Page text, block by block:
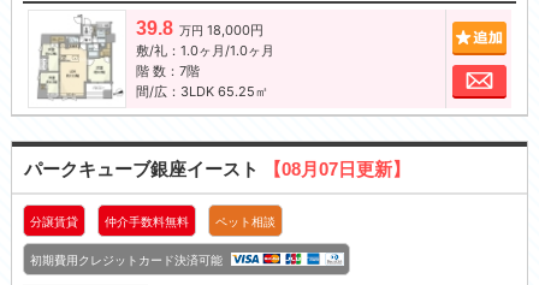
39.8 万円 18,000円
敷/礼：1.0ヶ月/1.0ヶ月
階 数：7階
間/広：3LDK 65.25㎡
お
パークキューブ銀座イースト 【08月07日更新】
分譲賃貸 仲介手数料無料 ペット相談
初期費用クレジットカード決済可能